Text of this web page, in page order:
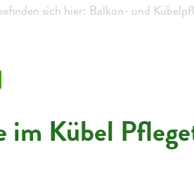
sich hier: Balkon- und
im Kübel